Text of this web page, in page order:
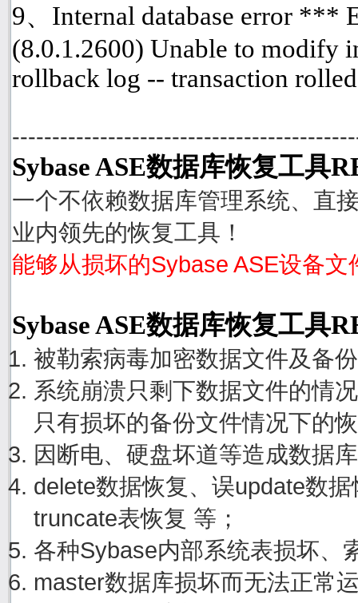
9、Internal database error ***
(8.0.1.2600) Unable to modify
rollback log -- transaction
Sybase ASE数据库恢复工具
一个不依赖数据库管理系统、直
业内领先的恢复工具！
能够从损坏的Sybase ASE设备
Sybase ASE数据库恢复工具
被勒索病毒加密数据文件及备
系统崩溃只剩下数据文件的情
只有损坏的备份文件情况下的
因断电、硬盘坏道等造成数据
delete数据恢复、误update数
truncate表恢复 等；
各种Sybase内部系统表损坏、
master数据库损坏而无法正常